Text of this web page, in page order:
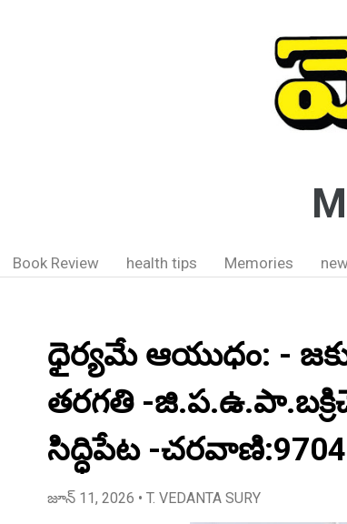
Book Review health tips Memories
ధైర్యమే ఆయుధం: -
తరగతి -
సిద్ధిపేట -
జూన్ 11, 2026 • T. VEDANTA SURY